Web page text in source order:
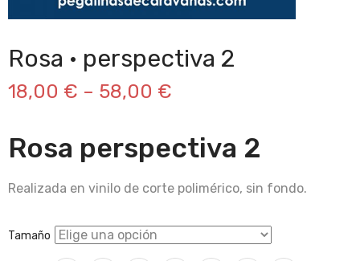
Rosa · perspectiva 2
18,00 € – 58,00 €
Rosa perspectiva 2
Realizada en vinilo de corte polimérico, sin fondo.
Tamaño